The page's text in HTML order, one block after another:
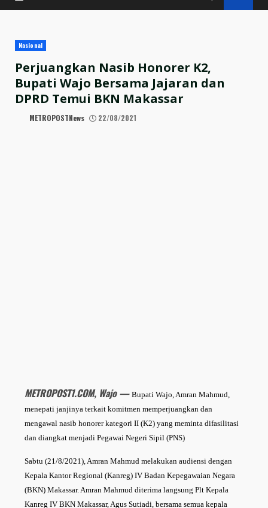
Nasional
Perjuangkan Nasib Honorer K2,
Bupati Wajo Bersama Jajaran dan
DPRD Temui BKN Makassar
METROPOSTNews 22/08/2021
METROPOST1.COM, Wajo — Bupati Wajo, Amran Mahmud,
menepati janjinya terkait komitmen memperjuangkan dan
mengawal nasib honorer kategori II (K2) yang meminta difasilitasi
dan diangkat menjadi Pegawai Negeri Sipil (PNS)
Sabtu (21/8/2021), Amran Mahmud melakukan audiensi dengan
Kepala Kantor Regional (Kanreg) IV Badan Kepegawaian Negara
(BKN) Makassar. Amran Mahmud diterima langsung Plt Kepala
Kanreg IV BKN Makassar, Agus Sutiadi, bersama semua kepala